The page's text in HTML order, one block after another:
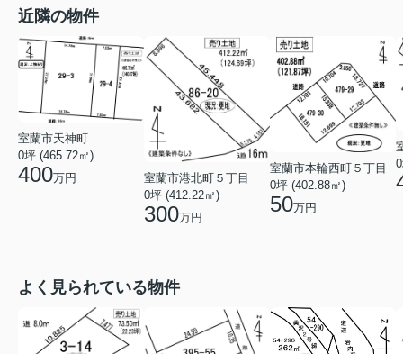
近隣の物件
室蘭市天神町
0坪 (465.72㎡)
400万円
室蘭市港北町５丁目
0坪 (412.22㎡)
300万円
室蘭市本輪西町５丁目
0坪 (402.88㎡)
50万円
よく見られている物件